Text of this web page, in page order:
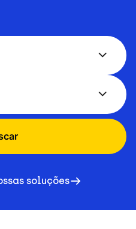
soluções